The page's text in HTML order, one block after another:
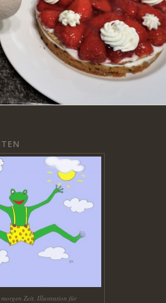
morgen Zeit, Illustration für